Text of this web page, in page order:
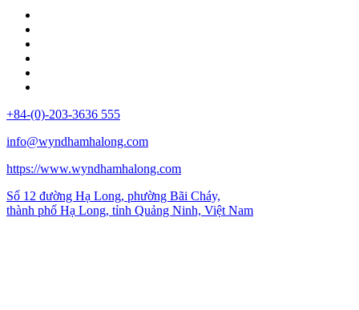
+84-(0)-203-3636 555
info@wyndhamhalong.com
https://www.wyndhamhalong.com
Số 12 đường Hạ Long, phường Bãi Cháy,
thành phố Hạ Long, tỉnh Quảng Ninh, Việt Nam